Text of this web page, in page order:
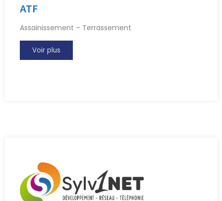
ATF
Assainissement – Terrassement
Voir plus